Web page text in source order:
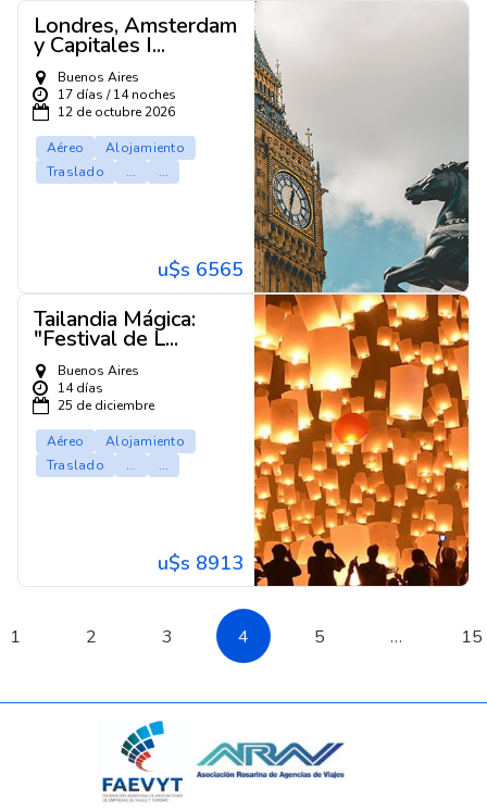
Londres, Amsterdam
y Capitales I...
Buenos Aires
17 días / 14 noches
12 de octubre 2026
Aéreo
Alojamiento
Traslado
... ...
u$s 6565
Tailandia Mágica:
"Festival de L...
Buenos Aires
14 días
25 de diciembre
Aéreo
Alojamiento
Traslado
... ...
u$s 8913
1 2 3 4 5 … 15